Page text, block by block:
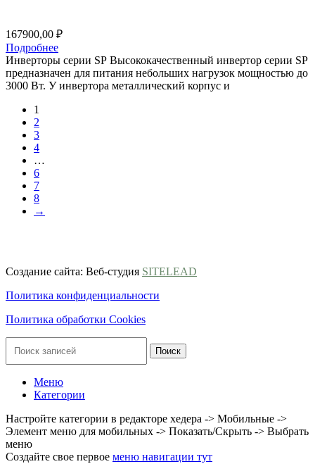
167900,00 ₽
Подробнее
Инверторы серии SP Высококачественный инвертор серии SP
предназначен для питания небольших нагрузок мощностью до
3000 Вт. У инвертора металлический корпус и
1
2
3
4
…
6
7
8
→
Создание сайта: Веб-студия SITELEAD
Политика конфиденциальности
Политика обработки Cookies
Поиск
Меню
Категории
Настройте категории в редакторе хедера -> Мобильные ->
Элемент меню для мобильных -> Показать/Скрыть -> Выбрать
меню
Создайте свое первое меню навигации тут